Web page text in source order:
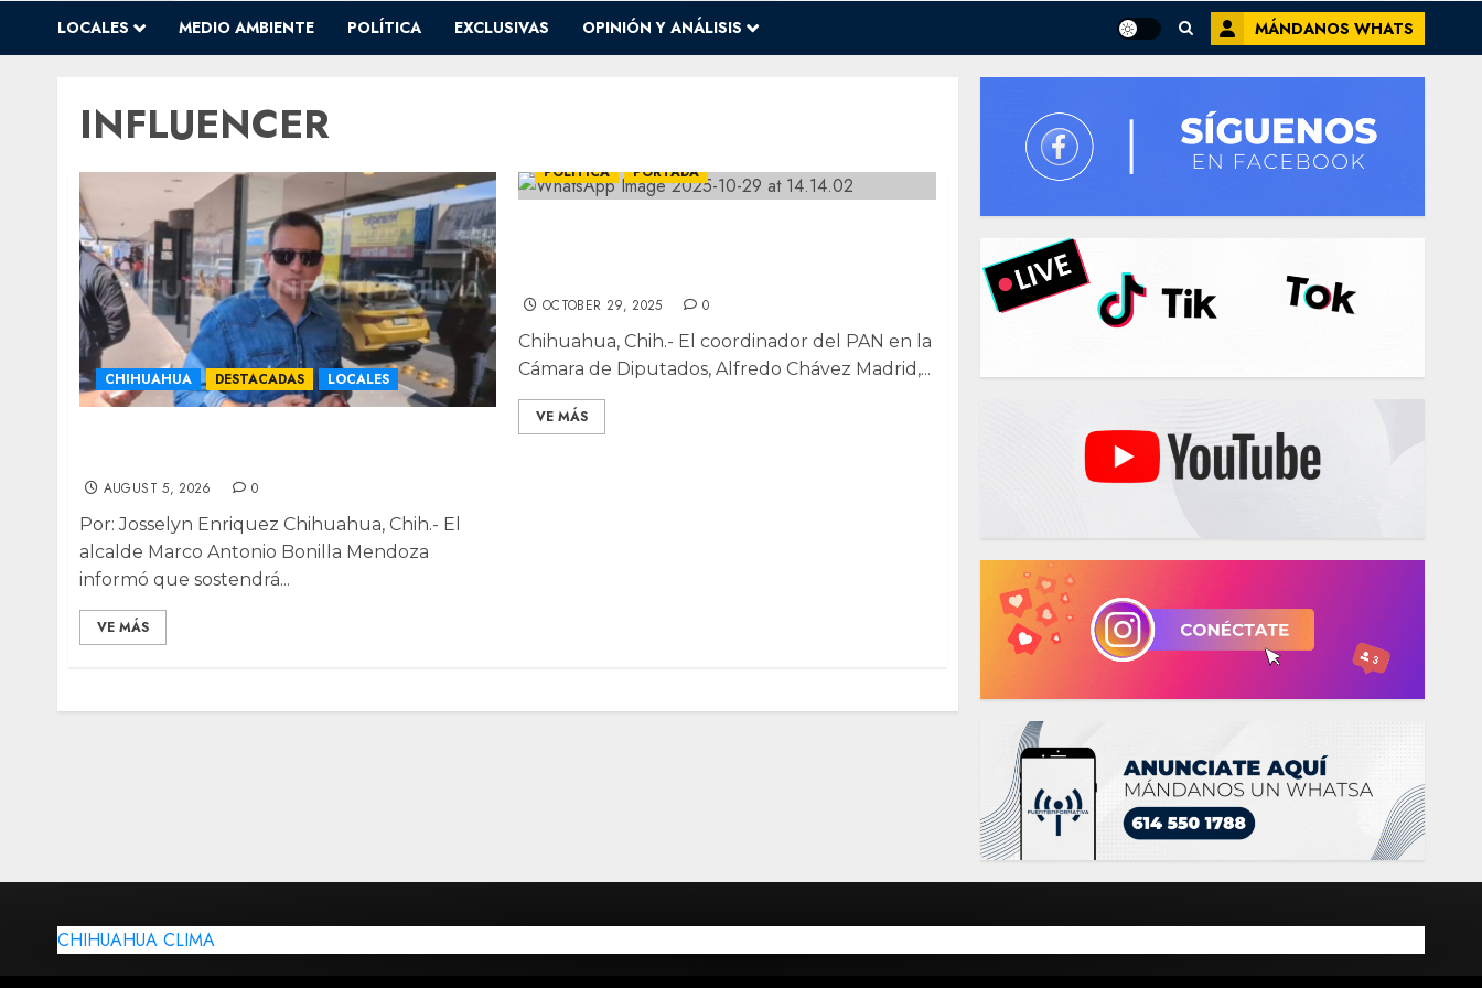
LOCALES MEDIO AMBIENTE POLÍTICA EXCLUSIVAS OPINIÓN Y ANÁLISIS MÁNDANOS WHATS
INFLUENCER
CHIHUAHUA DESTACADAS LOCALES
AUGUST 5, 2026 0
Por: Josselyn Enriquez Chihuahua, Chih.- El
alcalde Marco Antonio Bonilla Mendoza
informó que sostendrá...
VE MÁS
POLÍTICA PORTADA
OCTOBER 29, 2025 0
Chihuahua, Chih.- El coordinador del PAN en la
Cámara de Diputados, Alfredo Chávez Madrid,...
VE MÁS
CHIHUAHUA CLIMA